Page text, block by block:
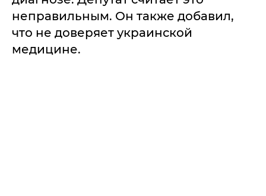
неправильным. Он также добавил,
что не доверяет украинской
медицине.